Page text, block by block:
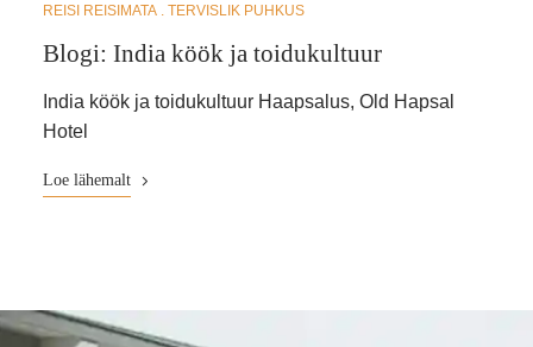
REISI REISIMATA
TERVISLIK PUHKUS
Blogi: India köök ja toidukultuur
India köök ja toidukultuur Haapsalus, Old Hapsal
Hotel
Loe lähemalt